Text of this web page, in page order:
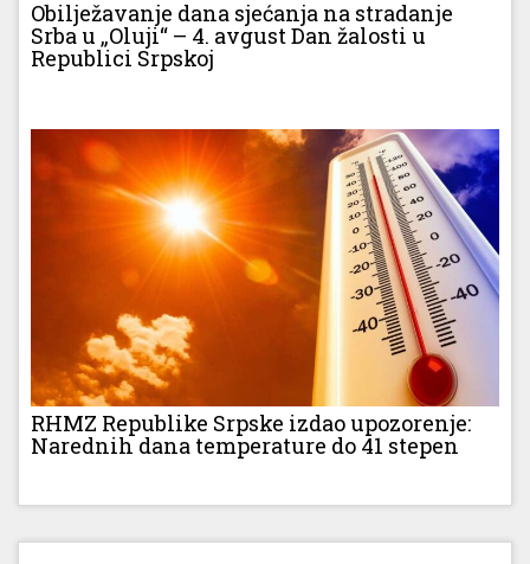
Obilježavanje dana sjećanja na stradanje
Srba u „Oluji“ – 4. avgust Dan žalosti u
Republici Srpskoj
RHMZ Republike Srpske izdao upozorenje:
Narednih dana temperature do 41 stepen